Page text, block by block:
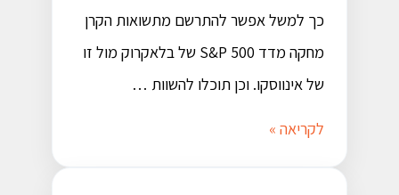
כך למשל אפשר להתרשם מתשואות הקרן
מחקה מדד S&P 500 של בלאקרוק מול זו
של אינווסקו. וכן תוכלו להשוות …
לקריאה »